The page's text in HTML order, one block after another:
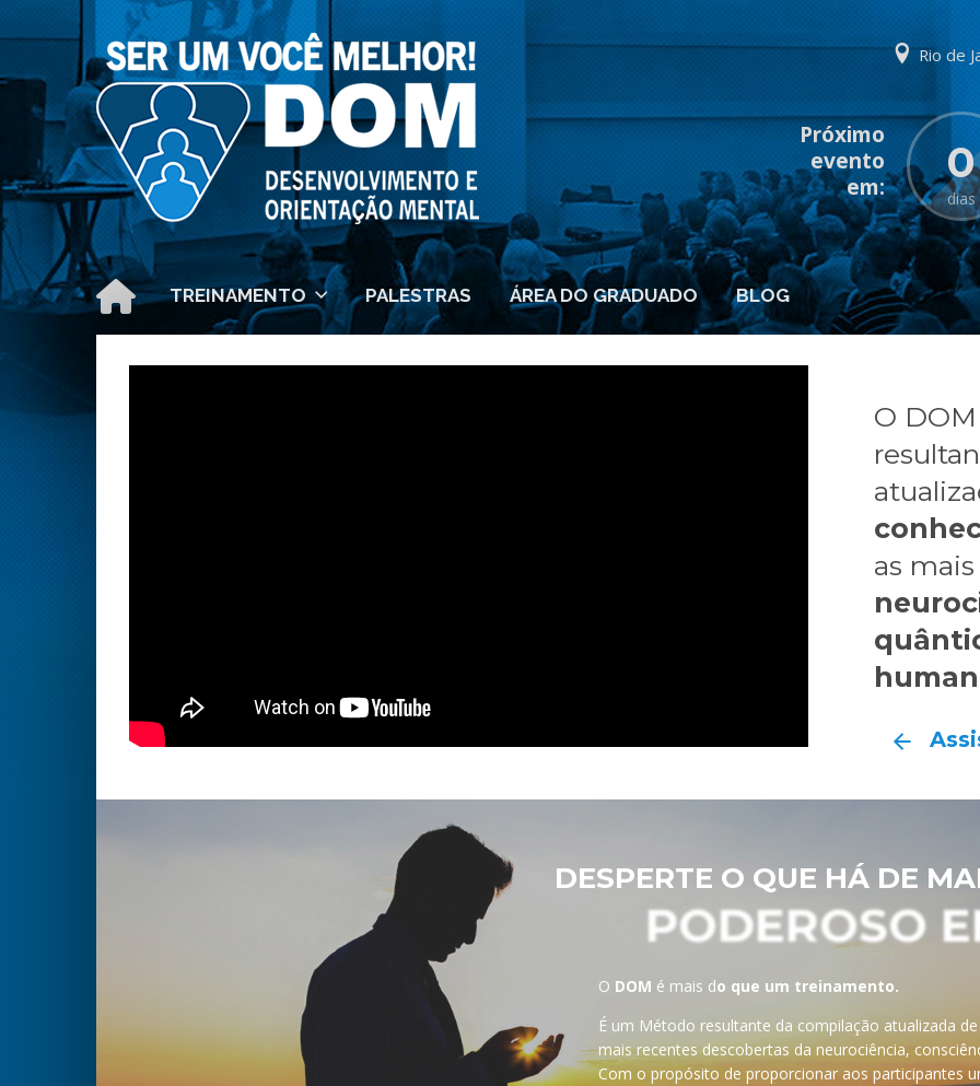
Rio de
0
dias
TREINAMENTO PALESTRAS ÁREA DO GRADUADO BLOG
O
as
DESPERTE O QUE HÁ DE
PODEROSO
O DOM é mais do que um treinamento.
É um Método resultante da compilação atualizada
mais recentes descobertas da neurociência,
Com o propósito de proporcionar aos participantes